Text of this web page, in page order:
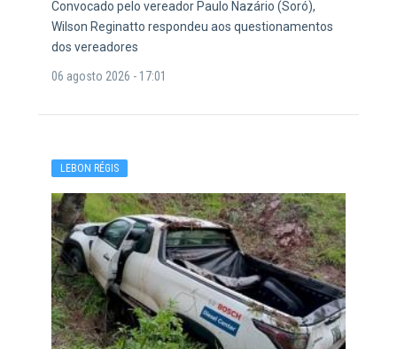
Convocado pelo vereador Paulo Nazário (Soró),
Wilson Reginatto respondeu aos questionamentos
dos vereadores
06 agosto 2026 - 17:01
LEBON RÉGIS